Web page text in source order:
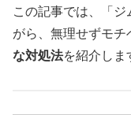
この記事では、「
がら、無理せずモ
な対処法を紹介しま